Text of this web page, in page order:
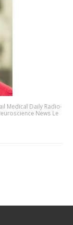
Medical Daily Radio-
News Le